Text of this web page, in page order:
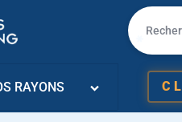
RAYONS